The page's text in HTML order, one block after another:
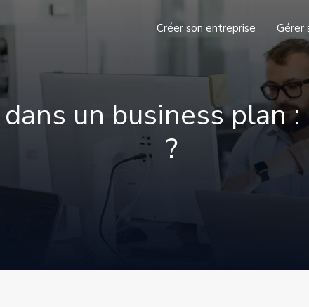
Créer son entreprise Gérer
un business plan
?